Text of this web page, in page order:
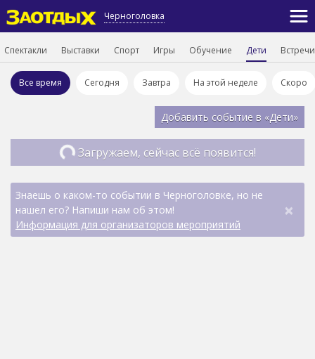
Черноголовка
Спектакли Выставки Спорт Игры Обучение Дети Встречи
Все время Сегодня Завтра На этой неделе Скоро
Добавить событие в «Дети»
Загружаем, сейчас всё появится!
Знаешь о каком-то событии в Черноголовке, но не
нашел его? Напиши нам об этом!
Информация для организаторов мероприятий
×